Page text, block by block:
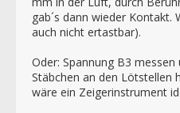
gab´s dann wieder Kontakt.
auch nicht ertastbar).
Oder: Spannung B3
Stäbchen an den Lötstellen
wäre ein Zeigerinstrument